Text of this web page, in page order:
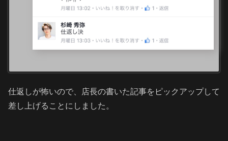
仕返しが怖いので、店長の書いた記事をピックアップして
差し上げることにしました。